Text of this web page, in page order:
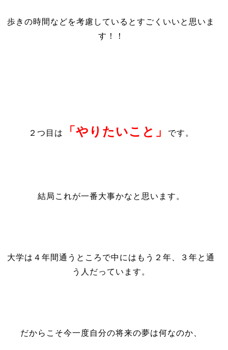
歩きの時間などを考慮しているとすごくいいと思いま
す！！
２つ目は 「やりたいこと」 です。
結局これが一番大事かなと思います。
大学は４年間通うところで中にはもう２年、３年と通
う人だっています。
だからこそ今一度自分の将来の夢は何なのか、